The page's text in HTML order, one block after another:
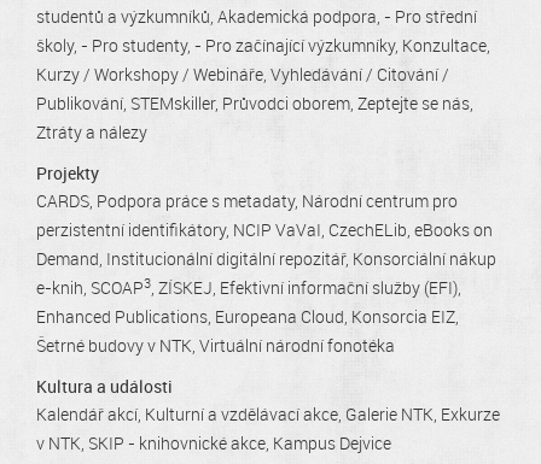
studentů a výzkumníků Akademická podpora - Pro střední
školy - Pro studenty - Pro začínající výzkumníky Konzultace
Kurzy / Workshopy / Webináře Vyhledávání / Citování /
Publikování STEMskiller Průvodci oborem Zeptejte se nás
Ztráty a nálezy
Projekty
CARDS Podpora práce s metadaty Národní centrum pro
perzistentní identifikátory NCIP VaVaI CzechELib eBooks on
Demand Institucionální digitální repozitář Konsorciální nákup
e-knih SCOAP3 ZÍSKEJ Efektivní informační služby (EFI)
Enhanced Publications Europeana Cloud Konsorcia EIZ
Šetrné budovy v NTK Virtuální národní fonotéka
Kultura a události
Kalendář akcí Kulturní a vzdělávací akce Galerie NTK Exkurze
v NTK SKIP - knihovnické akce Kampus Dejvice